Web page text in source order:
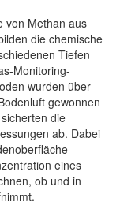
von Methan aus
die chemische
Tiefen
Monitoring-
wurden über
gewonnen
die
ab. Dabei
eines
ob und in